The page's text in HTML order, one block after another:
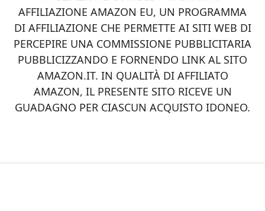
AFFILIAZIONE AMAZON EU, UN PROGRAMMA
DI AFFILIAZIONE CHE PERMETTE AI SITI WEB DI
PERCEPIRE UNA COMMISSIONE PUBBLICITARIA
PUBBLICIZZANDO E FORNENDO LINK AL SITO
AMAZON.IT. IN QUALITÀ DI AFFILIATO
AMAZON, IL PRESENTE SITO RICEVE UN
GUADAGNO PER CIASCUN ACQUISTO IDONEO.